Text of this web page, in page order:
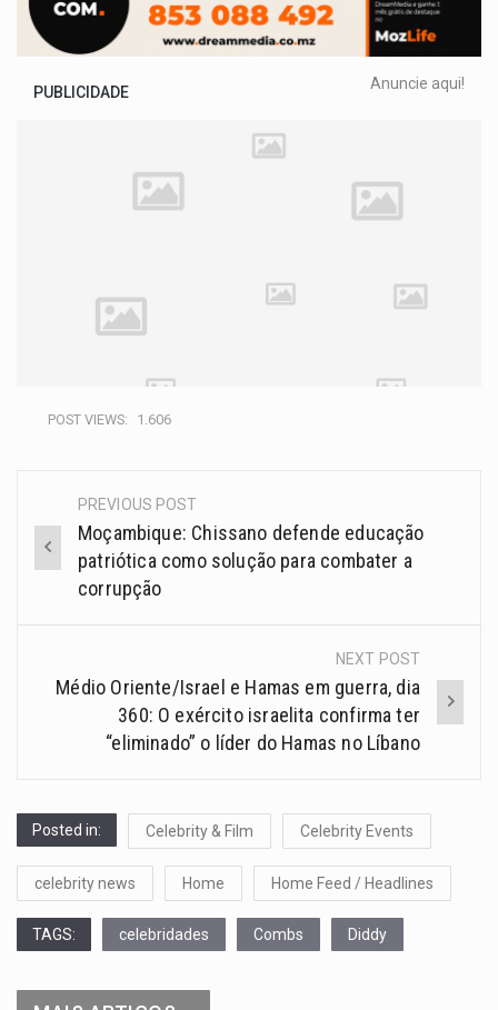
PUBLICIDADE Anuncie aqui!
POST VIEWS: 1.606
PREVIOUS POST
Moçambique: Chissano defende educação
patriótica como solução para combater a
corrupção
NEXT POST
Médio Oriente/Israel e Hamas em guerra, dia
360: O exército israelita confirma ter
“eliminado” o líder do Hamas no Líbano
Posted in: Celebrity & Film Celebrity Events
celebrity news Home Home Feed / Headlines
TAGS: celebridades Combs Diddy